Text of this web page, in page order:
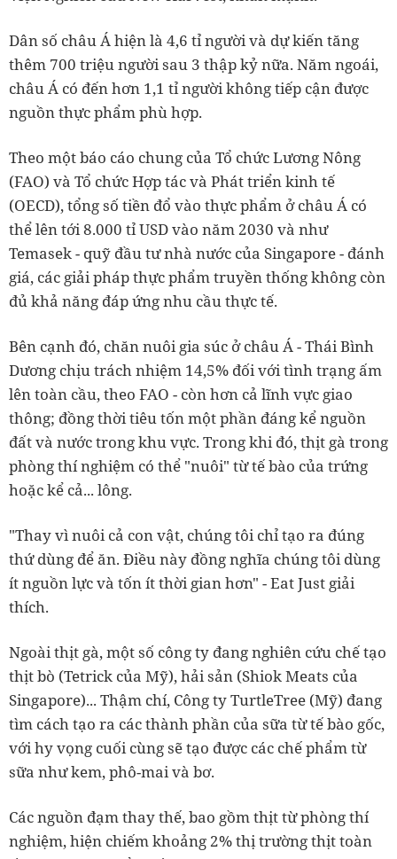
Dân số châu Á hiện là 4,6 tỉ người và dự kiến tăng
thêm 700 triệu người sau 3 thập kỷ nữa. Năm ngoái,
châu Á có đến hơn 1,1 tỉ người không tiếp cận được
nguồn thực phẩm phù hợp.
Theo một báo cáo chung của Tổ chức Lương Nông
(FAO) và Tổ chức Hợp tác và Phát triển kinh tế
(OECD), tổng số tiền đổ vào thực phẩm ở châu Á có
thể lên tới 8.000 tỉ USD vào năm 2030 và như
Temasek - quỹ đầu tư nhà nước của Singapore - đánh
giá, các giải pháp thực phẩm truyền thống không còn
đủ khả năng đáp ứng nhu cầu thực tế.
Bên cạnh đó, chăn nuôi gia súc ở châu Á - Thái Bình
Dương chịu trách nhiệm 14,5% đối với tình trạng ấm
lên toàn cầu, theo FAO - còn hơn cả lĩnh vực giao
thông; đồng thời tiêu tốn một phần đáng kể nguồn
đất và nước trong khu vực. Trong khi đó, thịt gà trong
phòng thí nghiệm có thể "nuôi" từ tế bào của trứng
hoặc kể cả... lông.
"Thay vì nuôi cả con vật, chúng tôi chỉ tạo ra đúng
thứ dùng để ăn. Điều này đồng nghĩa chúng tôi dùng
ít nguồn lực và tốn ít thời gian hơn" - Eat Just giải
thích.
Ngoài thịt gà, một số công ty đang nghiên cứu chế tạo
thịt bò (Tetrick của Mỹ), hải sản (Shiok Meats của
Singapore)... Thậm chí, Công ty TurtleTree (Mỹ) đang
tìm cách tạo ra các thành phần của sữa từ tế bào gốc,
với hy vọng cuối cùng sẽ tạo được các chế phẩm từ
sữa như kem, phô-mai và bơ.
Các nguồn đạm thay thế, bao gồm thịt từ phòng thí
nghiệm, hiện chiếm khoảng 2% thị trường thịt toàn